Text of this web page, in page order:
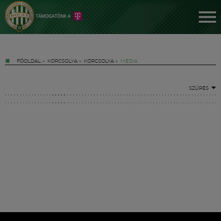
FŐOLDAL » KORCSOLYA » KORCSOLYA » MÉDIA
SZŰRÉS